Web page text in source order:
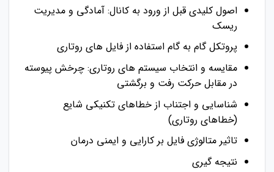
اصول کلیدی قبل از ورود به کانال: آمادگی و مدیریت
ریسک
پروتکل گام به گام استفاده از فایل های روتاری
مقایسه و انتخاب سیستم های روتاری: چرخش پیوسته
در مقابل حرکت رفت و برگشتی
شناسایی و اجتناب از خطاهای تکنیکی شایع
(خطاهای روتاری)
تاثیر متالوژی فایل بر کارایی و ایمنی درمان
نتیجه گیری